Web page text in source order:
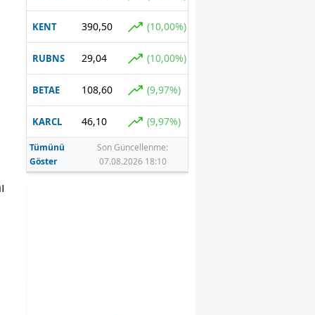
KENT 390,50 (10,00%)
RUBNS 29,04 (10,00%)
BETAE 108,60 (9,97%)
KARCL 46,10 (9,97%)
Tümünü
Göster
Son Güncellenme:
07.08.2026 18:10